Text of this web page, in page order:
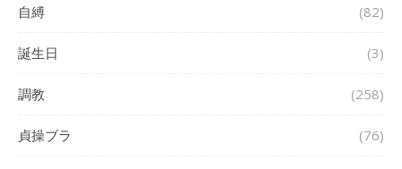
自縛 (82)
誕生日 (3)
調教 (258)
貞操ブラ (76)